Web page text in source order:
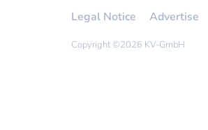
Legal Notice Advertise
Copyright ©2026 KV-GmbH